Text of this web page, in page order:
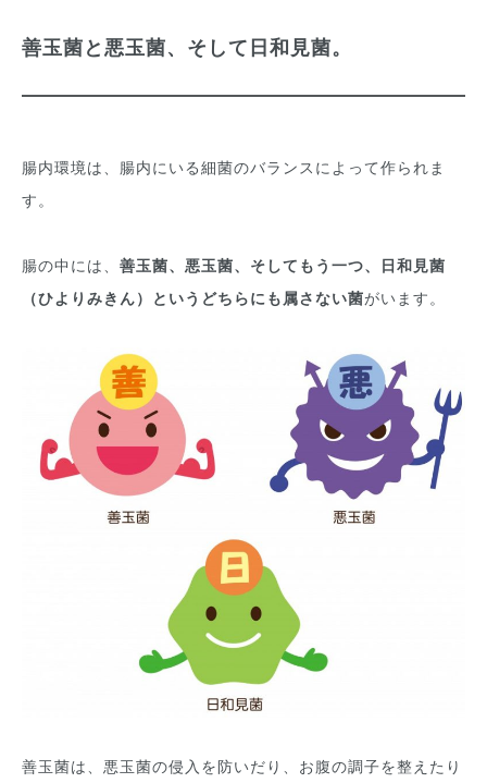
善玉菌と悪玉菌、そして日和見菌。
腸内環境は、腸内にいる細菌のバランスによって作られま
す。
腸の中には、 善玉菌、悪玉菌、そしてもう一つ、日和見菌
（ひよりみきん）というどちらにも属さない菌がいます。
善玉菌は、悪玉菌の侵入を防いだり、お腹の調子を整えたり